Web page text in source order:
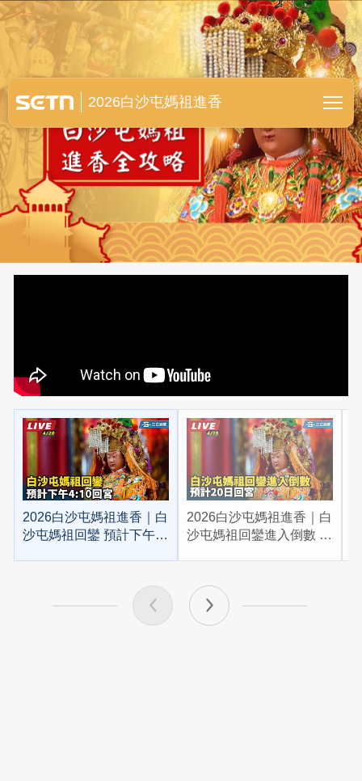
白沙屯媽祖進香全紀錄
2026白沙屯媽祖進香
2026白沙屯媽祖進香｜白
沙屯媽祖回鑾 預計下午
2026白沙屯媽祖進香｜白
沙屯媽祖回鑾進入倒數 預